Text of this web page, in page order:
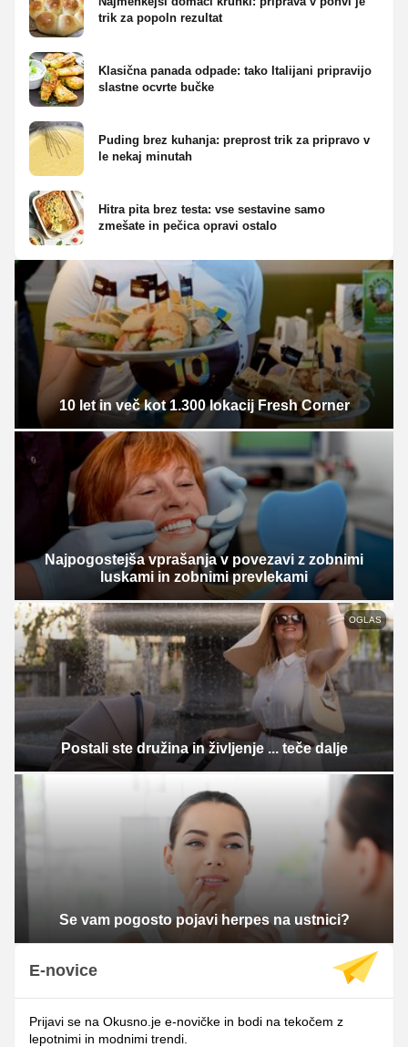
trik za popoln rezultat
Klasična panada odpade: tako Italijani pripravijo
slastne ocvrte bučke
Puding brez kuhanja: preprost trik za pripravo v
le nekaj minutah
Hitra pita brez testa: vse sestavine samo
zmešate in pečica opravi ostalo
10 let in več kot 1.300 lokacij Fresh Corner
Najpogostejša vprašanja v povezavi z zobnimi
luskami in zobnimi prevlekami
OGLAS
Postali ste družina in življenje ... teče dalje
Se vam pogosto pojavi herpes na ustnici?
E-novice
Prijavi se na Okusno.je e-novičke in bodi na tekočem z
lepotnimi in modnimi trendi.